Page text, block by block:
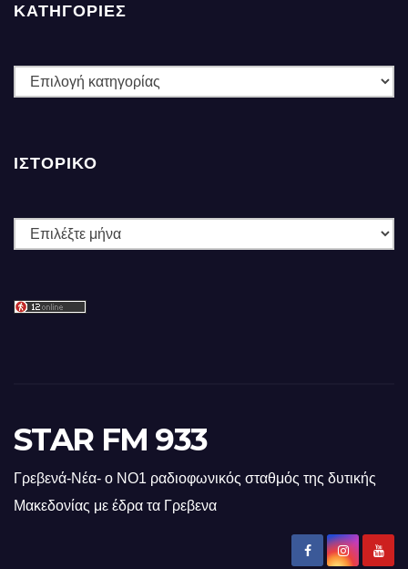
ΚΑΤΗΓΟΡΙΕΣ
ΚΑΤΗΓΟΡΙΕΣ
ΙΣΤΟΡΙΚΌ
Ιστορικό
STAR FM 933
Γρεβενά-Νέα- ο ΝΟ1 ραδιοφωνικός σταθμός της δυτικής
Μακεδονίας με έδρα τα Γρεβενα